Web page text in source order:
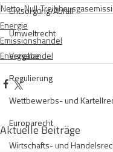
Entsorgung/Abfall
Umweltrecht
Vergabe
Regulierung
Wettbewerbs- und
Europarecht
Wirtschafts- und
Netto-Null-
Energie
Emissionshandel
Energiehandel
Aktuelle Beiträge